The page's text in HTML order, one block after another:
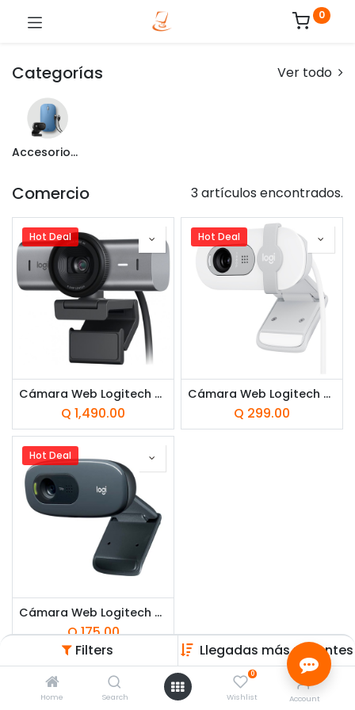
Filters Llegadas más recientes
Home Search
0
Wishlist Account
0
Categorías Ver todo
Accesorios de Computo
Comercio 3 artículos encontrados.
Hot Deal
Cámara Web Logitech MX Brio 4K Ultra HD Grafito
Q 1,490.00
Hot Deal
Cámara Web Logitech Brio 100 Full HD Blanco
Q 299.00
Hot Deal
Cámara Web Logitech C270 HD
Q175.00